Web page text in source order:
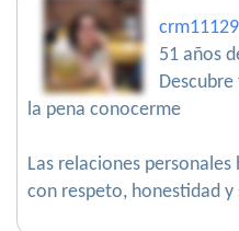
crm11129
51 años
la pena conocerme
Las relaciones
con respeto, honestidad y